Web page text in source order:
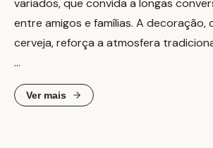
variados, que convida a longas
entre amigos e famílias. A decoração,
cerveja, reforça a atmosfera
Reconhecido por sua participação no
Comida di Buteco, o Vardemá oferece
Ver mais